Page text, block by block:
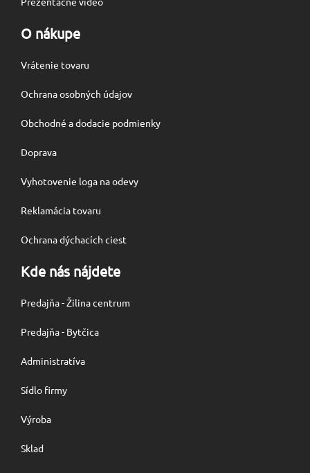
O nákupe
Vrátenie tovaru
Ochrana osobných údajov
Obchodné a dodacie podmienky
Doprava
Vyhotovenie loga na odevy
Reklamácia tovaru
Ochrana dýchacích ciest
Kde nás nájdete
Predajňa - Žilina centrum
Predajňa - Bytčica
Administratíva
Sídlo firmy
Výroba
Sklad